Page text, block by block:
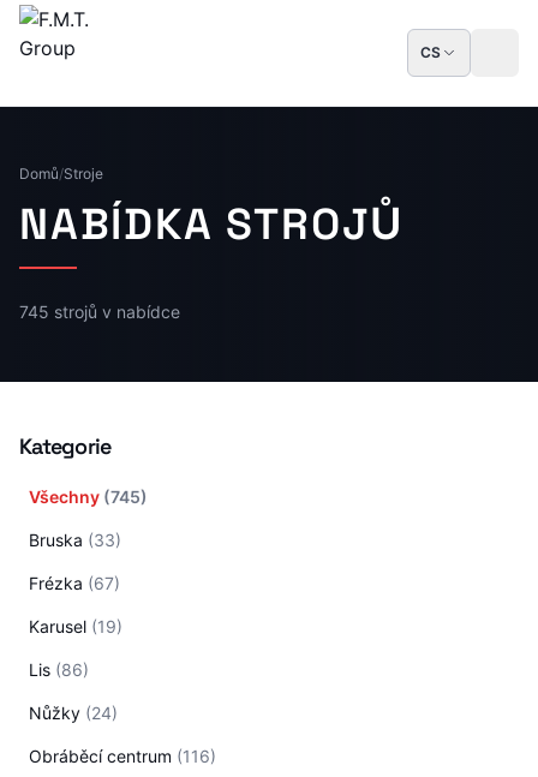
CS
Domů/Stroje
NABÍDKA STROJŮ
745 strojů v nabídce
Kategorie
Všechny (745)
Bruska (33)
Frézka (67)
Karusel (19)
Lis (86)
Nůžky (24)
Obráběcí centrum (116)